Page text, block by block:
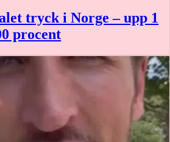
tryck i Norge – upp 1
procent